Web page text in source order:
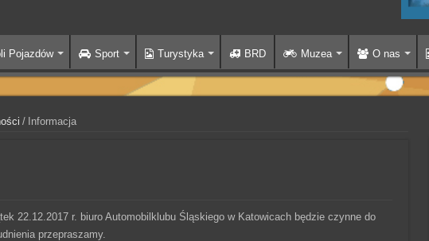
Pojazdów Sport Turystyka BRD Muzea O nas
/ Informacja
22.12.2017 r. biuro Automobilklubu Śląskiego w Katowicach będzie czynne do
przepraszamy.